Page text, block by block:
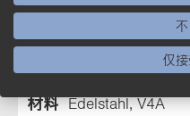
ZH6C005
米
材料 Edelstahl, V4A
不
仅